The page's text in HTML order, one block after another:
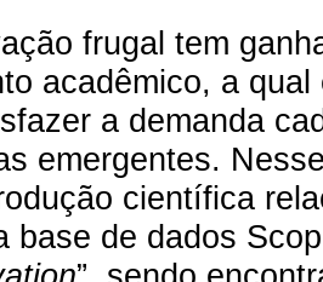
frugal tem
acadêmico, a
a demanda
emergentes.
científica
base de dados